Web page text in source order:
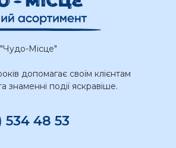
"Чудо-Місце"
допомагає своїм клієнтам
знаменні події яскравіше.
534 48 53